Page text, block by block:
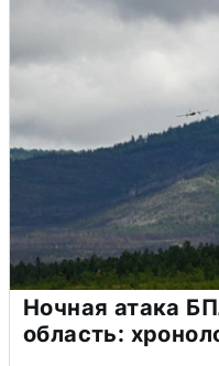
Ночная атака
область: